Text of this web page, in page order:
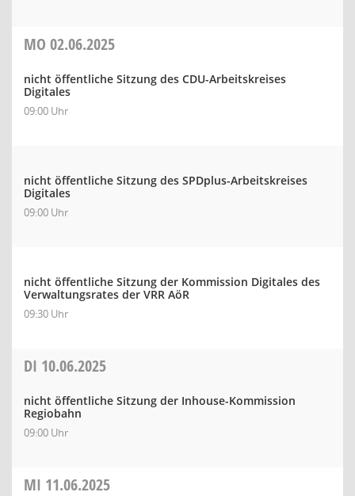
MO 02.06.2025
nicht öffentliche Sitzung des CDU-Arbeitskreises
Digitales
09:00 Uhr
nicht öffentliche Sitzung des SPDplus-Arbeitskreises
Digitales
09:00 Uhr
nicht öffentliche Sitzung der Kommission Digitales des
Verwaltungsrates der VRR AöR
09:30 Uhr
DI 10.06.2025
nicht öffentliche Sitzung der Inhouse-Kommission
Regiobahn
09:00 Uhr
MI 11.06.2025